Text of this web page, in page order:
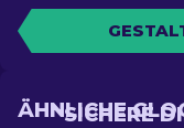
SICHERE
ÄHNLICHE